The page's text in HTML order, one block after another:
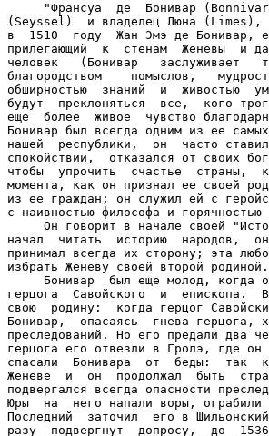
"Франсуа  де  Бонивар
(Seyssel)  и владелец Люна (Limes),
в  1510  году  Жан Эмэ де Бонивар,
прилегающий  к  стенам  Женевы  и
человек   (Бонивар   заслуживает
благородством    помыслов,
обширностью  знаний  и  живостью
будут  преклоняться  все,  кого
еще  более  живое  чувство
Бонивар был всегда одним из ее
нашей  республики,  он  часто
спокойствии,  отказался от своих
чтобы  упрочить  счастье  страны,
момента, как он признал ее своей
из ее граждан; он служил ей с
с наивностью философа и горячностью
Он говорит в начале своей
начал  читать  историю  народов,
принимал всегда их сторону; эта
избрать Женеву своей второй родиной.
Бонивар  был еще молод, когда
герцога  Савойского  и  епископа.
свою  родину:  когда герцог
Бонивар,  опасаясь  гнева герцога,
преследований. Но его предали два
герцога его отвезли в Гролэ, где
спасали  Бонивара  от  беды:  так
Женеве  и  он  продолжал  быть
подвергался всегда опасности
Юры  на  него напали воры, ограбили
Последний  заточил  его в
разу  подвергнут  допросу,  до